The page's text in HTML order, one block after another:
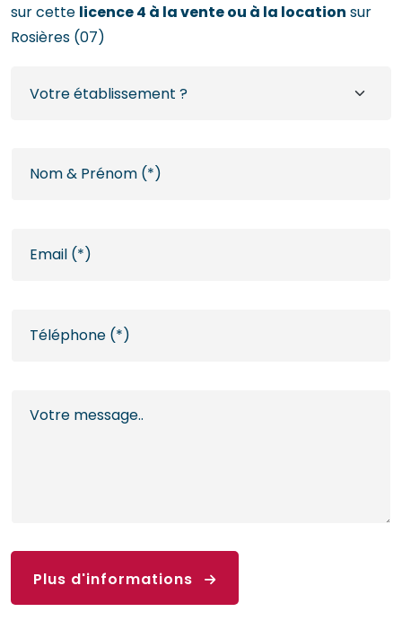
sur cette licence 4 à la vente ou à la location sur
Rosières (07)
Plus d'informations